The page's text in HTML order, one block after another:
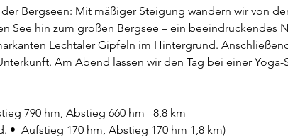
Bergseen: Mit mäßiger Steigung wandern wir von
See hin zum großen Bergsee – ein beeindruckendes
Lechtaler Gipfeln im Hintergrund.
Am Abend lassen wir den Tag bei einer
790 hm, Abstieg 660 hm   8,8 km
•  Aufstieg 170 hm, Abstieg 170 hm 1,8 km)